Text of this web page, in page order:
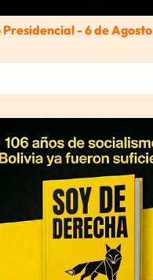
Presidencial - 6 de Agosto